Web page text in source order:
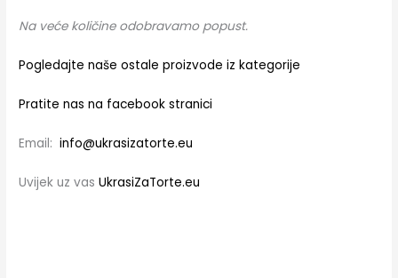
Na veće količine odobravamo popust.
Pogledajte naše ostale proizvode iz kategorije
Pratite nas na facebook stranici
Email:info@ukrasizatorte.eu
Uvijek uz vasUkrasiZaTorte.eu